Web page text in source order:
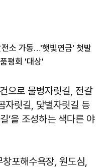
소 가동…'햇빛연금' 첫발
평회 '대상'
으로 물병자릿길, 전갈
자릿길, 닻별자릿길 등
’을 조성하는 색다른 야
포해수욕장, 원도심,